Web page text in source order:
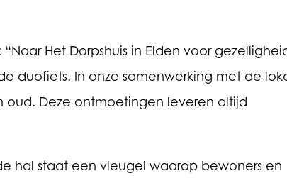
Het Dorpshuis in Elden voor
duofiets. In onze samenwerking met de
oud. Deze ontmoetingen leveren altijd
hal staat een vleugel waarop bewoners en